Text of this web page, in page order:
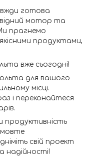
готова
мотор та
прагнемо
продуктами,
вже сьогодні!
для вашого
місці.
і переконайтеся
свій проект
надійності!